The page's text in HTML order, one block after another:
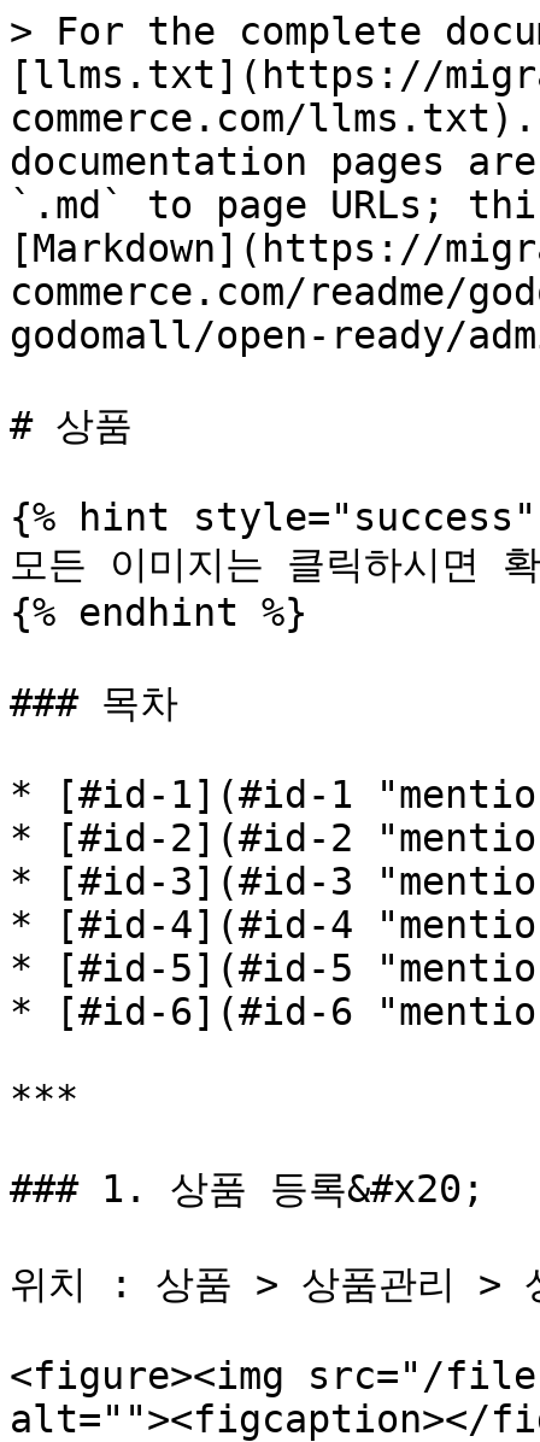
> For the complete
[llms.txt](https://
commerce.com/
documentation pages
`.md` to page URLs;
[Markdown](https://
commerce.com/readme/
godomall/open-ready/
# 상품
{% hint style="success"
모든 이미지는 클릭하시면
{% endhint %}
### 목차
* [#id-1](#id-1
* [#id-2](#id-2
* [#id-3](#id-3
* [#id-4](#id-4
* [#id-5](#id-5
* [#id-6](#id-6
***
### 1. 상품 등록&#x20;
위치 : 상품 > 상품관리 >
<figure><img src="/files/
alt=""><figcaption></